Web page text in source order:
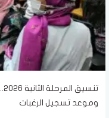
وموعد تسجيل الرغبات